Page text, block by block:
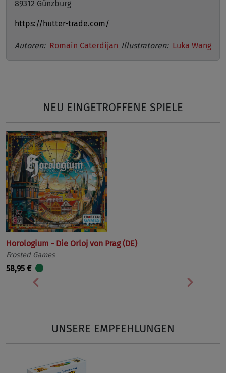
89312 Günzburg
https://hutter-trade.com/
Autoren: Romain Caterdijan Illustratoren: Luka Wang
NEU EINGETROFFENE SPIELE
Horologium - Die Orloj von Prag (DE)
Frosted Games
58,95 €
Vorherige
UNSERE EMPFEHLUNGEN